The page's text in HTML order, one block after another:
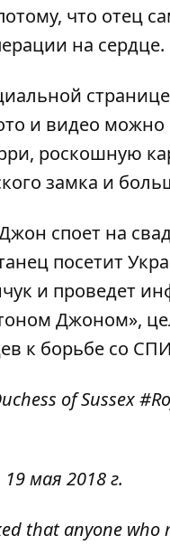
что отец
на сердце.
и видео можно
роскошную
замка и
споет на
посетит
и проведет
Джоном»,
к борьбе со
of Sussex
19 мая 2018 г.
that anyone